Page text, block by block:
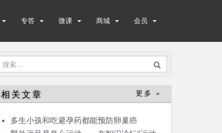
专答 微课 商城 会员
搜
：
相关文章 更多 »
多生小孩和吃避孕药都能预防卵巢癌